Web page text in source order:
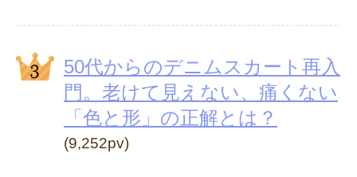
50代からのデニムスカート再入
門。老けて見えない、痛くない
「色と形」の正解とは？
(9,252pv)